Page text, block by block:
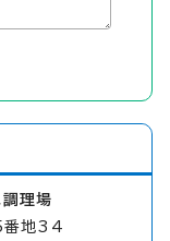
調理場
地34